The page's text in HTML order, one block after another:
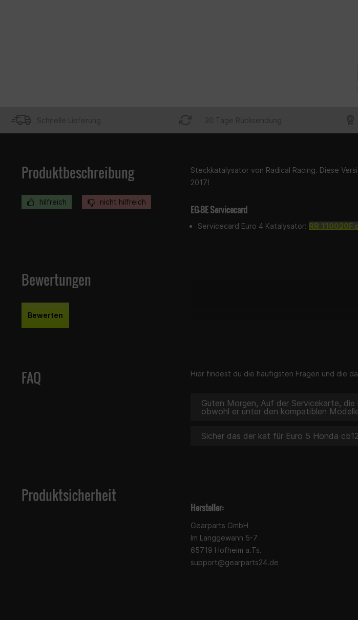
Schnelle Lieferung 30 Tage Rücksendung
Produktbeschreibung
hilfreich nicht hilfreich
Steckkatalysator von Radical Racing. Diese
2017!
EG-BE Servicecard
Servicecard Euro 4 Katalysator:
Bewertungen
Bewerten
FAQ Hier findest du die häufigsten Fragen und die
Guten Morgen, Auf der Servicekarte,
obwohl er unter den kompatiblen
Sicher das der kat für Euro 5 Honda
Produktsicherheit
Hersteller:
Gearparts GmbH
Im Langgewann 5-7
65719 Hofheim a.Ts.
support@gearparts24.de